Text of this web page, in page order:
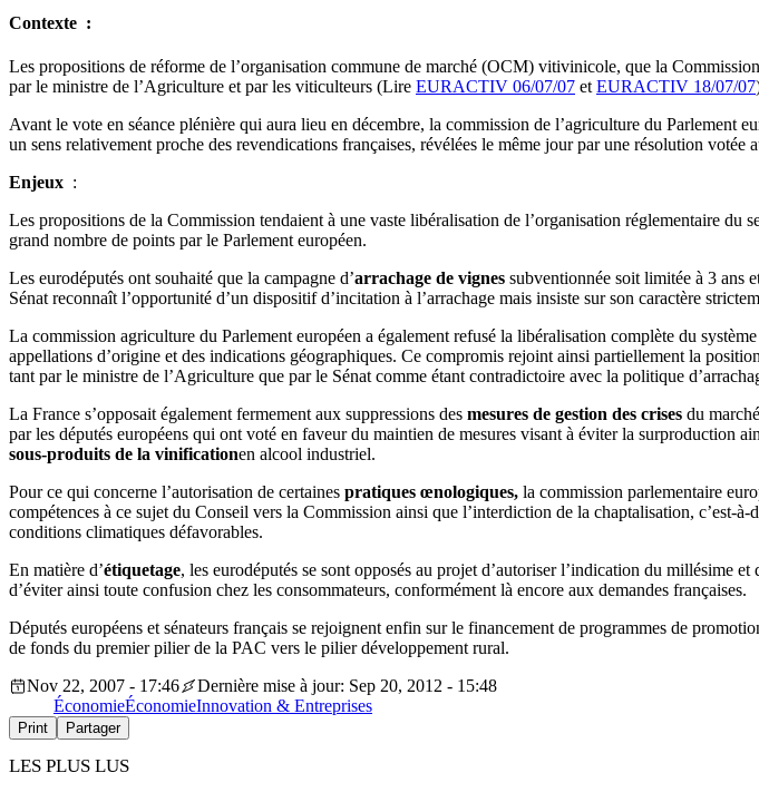
Contexte :
Les propositions de réforme de l’organisation commune de marché (OCM) vitivinicole, que la
par le ministre de l’Agriculture et par les viticulteurs (Lire EURACTIV 06/07/07 et EURACTIV 18/07/07
Avant le vote en séance plénière qui aura lieu en décembre, la commission de l’agriculture du Parlement
un sens relativement proche des revendications françaises, révélées le même jour par une résolution votée
Enjeux :
Les propositions de la Commission tendaient à une vaste libéralisation de l’organisation réglementaire
grand nombre de points par le Parlement européen.
Les eurodéputés ont souhaité que la campagne d’arrachage de vignes subventionnée soit limitée à 3 ans
Sénat reconnaît l’opportunité d’un dispositif d’incitation à l’arrachage mais insiste sur son caractère
La commission agriculture du Parlement européen a également refusé la libéralisation complète du
appellations d’origine et des indications géographiques. Ce compromis rejoint ainsi partiellement la
tant par le ministre de l’Agriculture que par le Sénat comme étant contradictoire avec la politique
La France s’opposait également fermement aux suppressions des mesures de gestion des crises du
par les députés européens qui ont voté en faveur du maintien de mesures visant à éviter la surproduction
sous-produits de la vinificationen alcool industriel.
Pour ce qui concerne l’autorisation de certaines pratiques œnologiques, la commission parlementaire
compétences à ce sujet du Conseil vers la Commission ainsi que l’interdiction de la chaptalisation, c’est-
conditions climatiques défavorables.
En matière d’étiquetage, les eurodéputés se sont opposés au projet d’autoriser l’indication du millésime
d’éviter ainsi toute confusion chez les consommateurs, conformément là encore aux demandes françaises.
Députés européens et sénateurs français se rejoignent enfin sur le financement de programmes de
de fonds du premier pilier de la PAC vers le pilier développement rural.
Nov 22, 2007 - 17:46
Dernière mise à jour: Sep 20, 2012 - 15:48
ÉconomieÉconomieInnovation & Entreprises
Print Partager
LES PLUS LUS